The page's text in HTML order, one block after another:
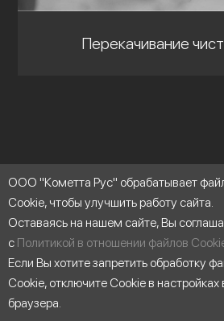
Перекачивание
Продукты
ООО "Кометта Рус" обрабатывает
Cookie, чтобы улучшить работу сайта.
Оставаясь на нашем сайте, Вы
с Политикой в отношении файлов
Если Вы хотите запретить обработку
Cookie, отключите Cookie в настройках
браузера.